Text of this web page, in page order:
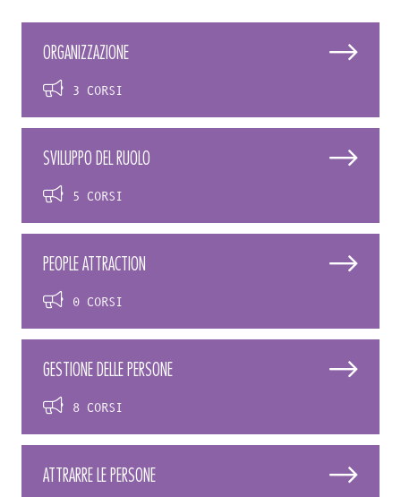
ORGANIZZAZIONE
3 CORSI
SVILUPPO DEL RUOLO
5 CORSI
PEOPLE ATTRACTION
0 CORSI
GESTIONE DELLE PERSONE
8 CORSI
ATTRARRE LE PERSONE